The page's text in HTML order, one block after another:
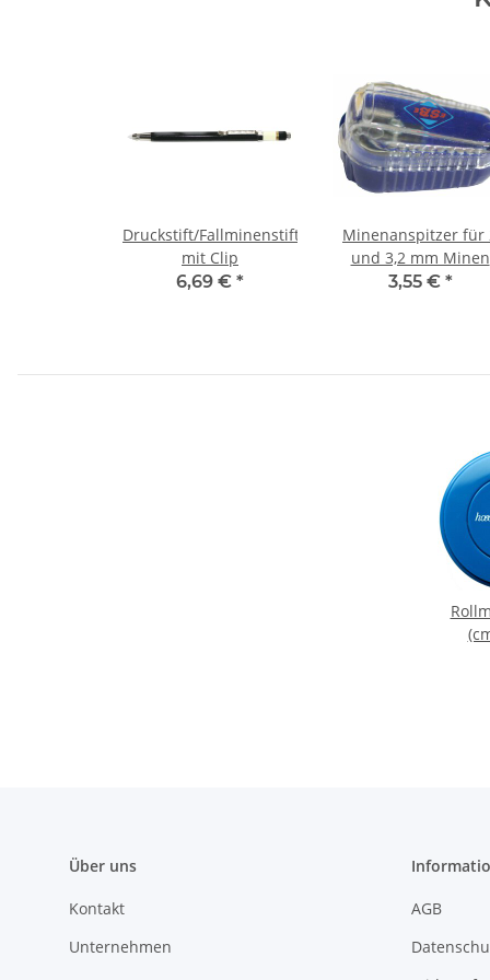
Druckstift/Fallminenstift
mit Clip
6,69 € *
Minenanspitzer für
und 3,2 mm Minen
3,55 € *
Über uns
Kontakt
Unternehmen
AGB